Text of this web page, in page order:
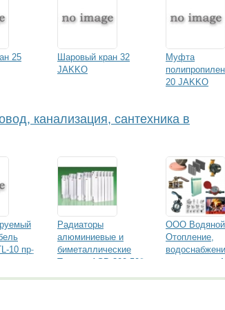
25
Шаровый кран 32
JAKKO
Муфта
20 JAKKO
канализация, сантехника в
10 пр-
Радиаторы
алюминиевые и
биметаллические
Термал ASB 300-500
ООО
Отопление,
канализация